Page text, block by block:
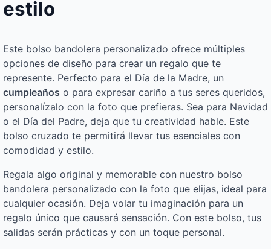
estilo
Este bolso bandolera personalizado ofrece múltiples
opciones de diseño para crear un regalo que te
represente. Perfecto para el Día de la Madre, un
cumpleaños o para expresar cariño a tus seres queridos,
personalízalo con la foto que prefieras. Sea para Navidad
o el Día del Padre, deja que tu creatividad hable. Este
bolso cruzado te permitirá llevar tus esenciales con
comodidad y estilo.
Regala algo original y memorable con nuestro bolso
bandolera personalizado con la foto que elijas, ideal para
cualquier ocasión. Deja volar tu imaginación para un
regalo único que causará sensación. Con este bolso, tus
salidas serán prácticas y con un toque personal.